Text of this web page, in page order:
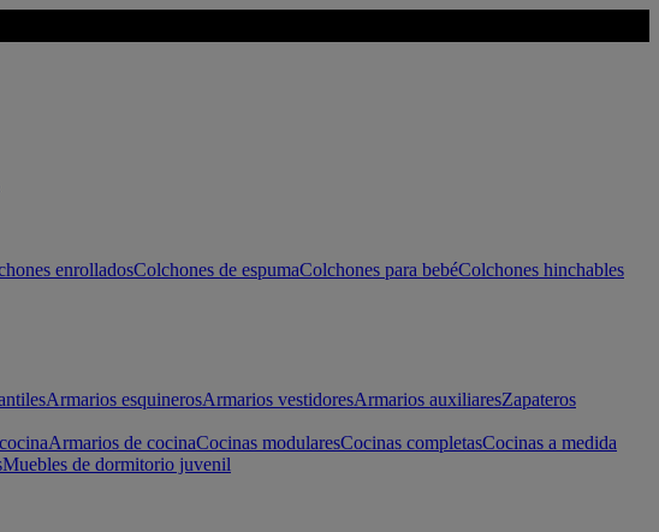
enrolladosColchones de espumaColchones para bebéColchones hinchables
Armarios esquinerosArmarios vestidoresArmarios auxiliaresZapateros
Armarios de cocinaCocinas modularesCocinas completasCocinas a medida
Muebles de dormitorio juvenil